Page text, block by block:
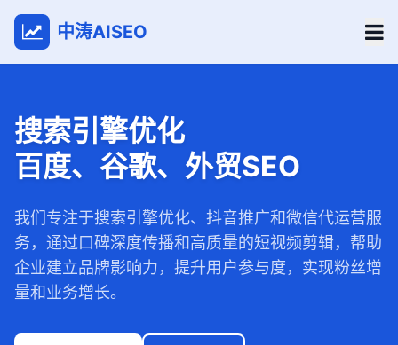
中涛AISEO
搜索引擎优化
百度、谷歌、外贸SEO
我们专注于搜索引擎优化、抖音推广和微信代运营服
务，通过口碑深度传播和高质量的短视频剪辑，帮助
企业建立品牌影响力，提升用户参与度，实现粉丝增
量和业务增长。